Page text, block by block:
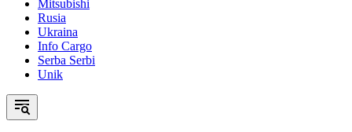
Mitsubishi
Rusia
Ukraina
Info Cargo
Serba Serbi
Unik